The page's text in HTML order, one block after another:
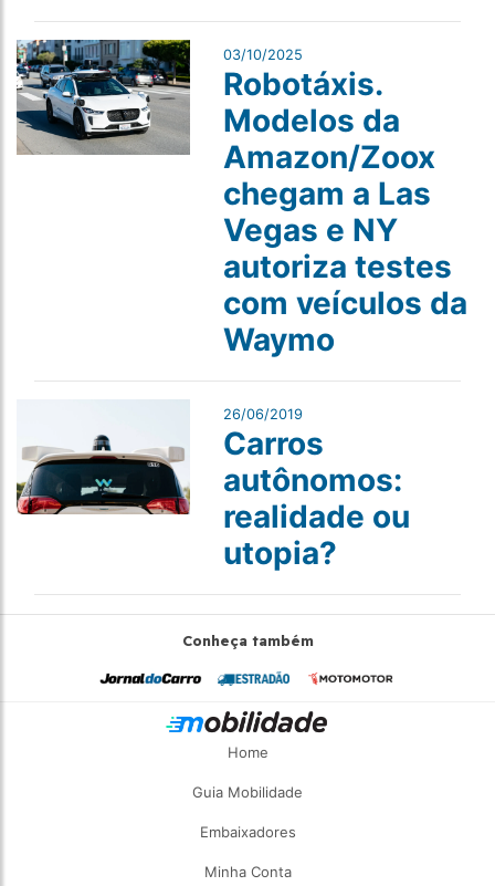
03/10/2025
Robotáxis.
Modelos da
Amazon/Zoox
chegam a Las
Vegas e NY
autoriza testes
com veículos da
Waymo
26/06/2019
Carros
autônomos:
realidade ou
utopia?
Conheça também
Home
Guia Mobilidade
Embaixadores
Minha Conta